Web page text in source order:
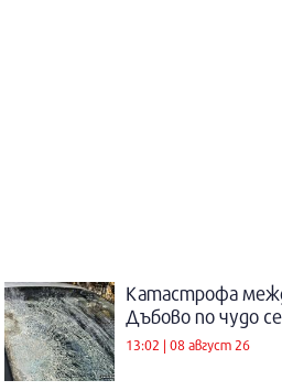
Катастрофа
Дъбово по чудо
13:02 | 08 август 26